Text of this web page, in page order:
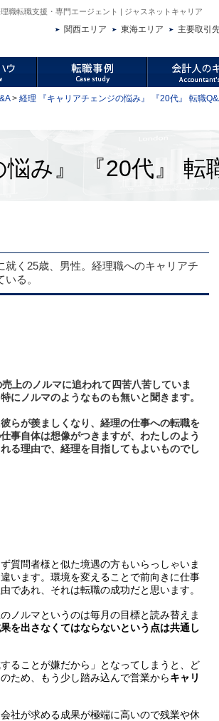
職転職支援・専門エージェント | ジャスネットキャリア
主要取引
東海エリア
関西エリア
> 経理 『キャリアチェンジの悩み』 『20代』 転職
み』 『20代』 転
就く25歳、男性。経理職へのキャリアチ
る。
上のノルマに追われて四苦八苦していま
にノルマのようなものも無いと聞きます。
らが羨ましくなり、経理の仕事への転職を
事自体は想像がつきますが、わたしのよう
る理由で、経理を目指してもよいものでし
質問者様と似た境遇の方もいらっしゃいま
います。環境を変えることで前向きに仕事
であれ、それは転職の成功だと思います。
ノルマというのは毎月の目標と読み替えま
を出さなくてはならないという点は共通し
ることが嫌だから」となってしまうと、ど
ため、もう少し踏み込んで営業からキャリ
社が求める成果が極端に高いので残業や休